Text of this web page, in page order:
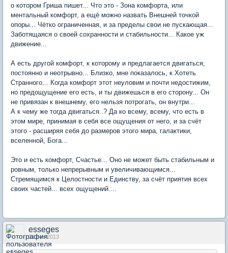
о котором Гриша пишет... Что это - Зона комфорта, или
ментальный комфорт, а ещё можно назвать Внешней точкой
опоры... Чётко ограниченная, и за пределы свои не пускающая...
Заботящаяся о своей сохранности и стабильности... Какое уж
движение...
А есть другой комфорт, к которому и предлагается двигаться,
постоянно и неотрывно... Близко, мне показалось, к Хотеть
Странного... Когда комфорт этот неуловим и почти недостижим,
но предощущение его есть, и ты движешься в его сторону... Он
не привязан к внешнему, его нельзя потрогать, он внутри...
А к чему же тогда двигаться..? Да ко всему, всему, что есть в
этом мире, принимая в себя все ощущения от него, и за счёт
этого - расширяя себя до размеров этого мира, галактики,
вселенной, Бога...
Это и есть комфорт, Счастье... Оно не может быть стабильным и
ровным, только непрерывным и увеличивающимся...
Стремящимся к Целостности и Единству, за счёт приятия всех
своих частей... всех ощущений....
esseges
21 сен 2013